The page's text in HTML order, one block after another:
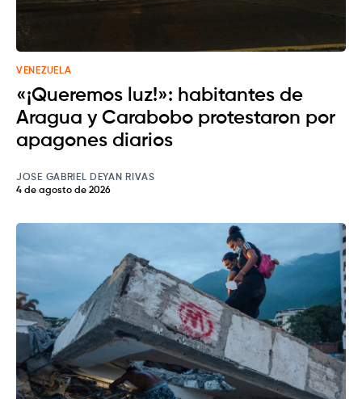
VENEZUELA
«¡Queremos luz!»: habitantes de
Aragua y Carabobo protestaron por
apagones diarios
JOSE GABRIEL DEYAN RIVAS
4 de agosto de 2026